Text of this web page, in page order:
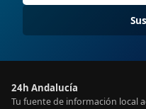
24h Andalucía
Tu fuente de información local